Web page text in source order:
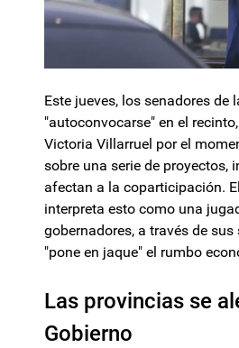
Este jueves, los senadores de
"autoconvocarse" en el
Victoria Villarruel por el
sobre una serie de proyectos,
afectan a la coparticipación.
interpreta esto como una
gobernadores, a través de sus
"pone en jaque" el rumbo
Las provincias se
Gobierno